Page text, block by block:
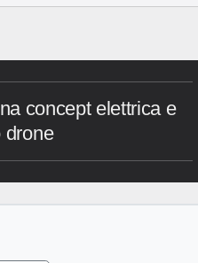
concept elettrica e
drone